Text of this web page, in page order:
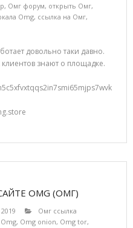
, Омг форум, открыть Омг,
Omg, ссылка на Омг,
довольно таки давно.
знают о площадке.
OMG (ОМГ)
Омг ссылка
Omg, Omg onion, Omg tor,